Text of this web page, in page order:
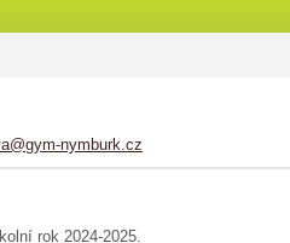
nymburk.cz
rok 2024-2025.